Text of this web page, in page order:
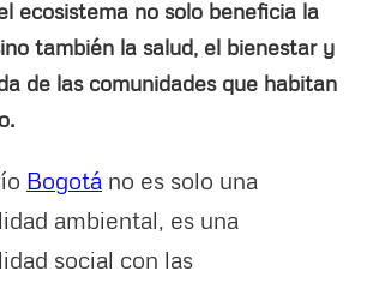
ecosistema no solo beneficia la
también la salud, el bienestar y
de las comunidades que habitan
Bogotá no es solo una
ambiental, es una
social con las